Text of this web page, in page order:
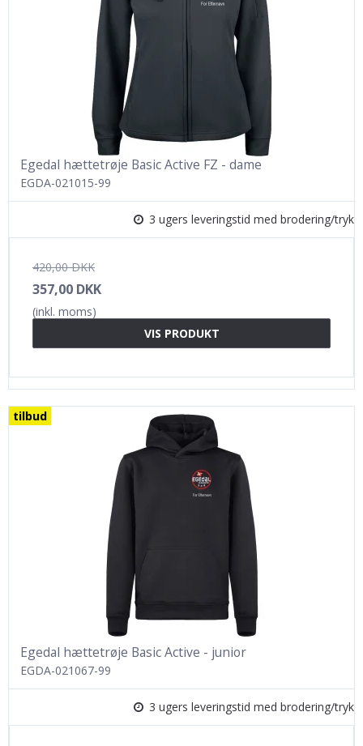
Egedal hættetrøje Basic Active FZ - dame
EGDA-021015-99
3 ugers leveringstid med brodering/tryk
420,00 DKK
357,00 DKK
(inkl. moms)
VIS PRODUKT
tilbud
Egedal hættetrøje Basic Active - junior
EGDA-021067-99
3 ugers leveringstid med brodering/tryk